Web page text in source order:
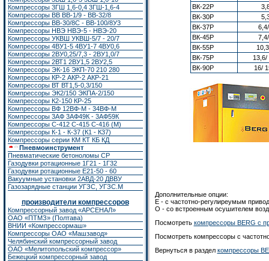
Компрессоры 3ГШ 1,6-0,4 3ГШ-1,6-4
Компрессоры ВВ ВВ-1/9 - ВВ-32/8
Компрессоры ВВ-30/8С - ВВ-100/8У3
Компрессоры НВЭ НВЭ-5 - НВЭ-20
Компрессоры УКВШ УКВШ-5/7 - 20/7
Компрессоры 4ВУ1-5 4ВУ1-7 4ВУ0,6
Компрессоры 2ВУ0,25/7,3 - 2ВУ1,0/7
Компрессоры 2ВТ1 2ВУ1,5 2ВУ2,5
Компрессоры ЭК-16 ЭКП-70 210 280
Компрессоры КР-2 АКР-2 АКР-21
Компрессоры ВТ ВТ1,5-0,3/150
Компрессоры ЭК2/150 ЭКПА-2/150
Компрессоры К2-150 КР-25
Компрессоры ВФ 12ВФ-М - 34ВФ-М
Компрессоры 3АФ 3АФ49К - 3АФ59К
Компрессоры С-412 С-415 С-416 (М)
Компрессоры К-1 - К-37 (К1 - К37)
Компрессоры серии КМ КТ КБ КД
Пневмоинструмент
Пневматические бетоноломы CP
Газодувки ротационные 1Г21 - 1Г32
Газодувки ротационные Е21-50 - 60
Вакуумные установки 2АВД-20 ДВВУ
Газозарядные станции УГЗС, УГЗС.М
производители компрессоров
Компрессорный завод «АРСЕНАЛ»
ОАО «ПТМЗ» (Полтава)
ВНИИ «Компрессормаш»
Компрессоры ОАО «Машзавод»
Челябинский компрессорный завод
ОАО «Мелитопольский компрессор»
Бежецкий компрессорный завод
ВК-22Р
ВК-30Р
ВК-37Р
ВК-45Р
ВК-55Р
ВК-75Р
13,6/
ВК-90Р
16/
Дополнительные опции:
Е - с частотно-регулиреумым
O - со встроенным осушителем
Посмотреть компрессоры BERG с
Посмотреть компрессоры с
Вернуться в раздел компрессоры